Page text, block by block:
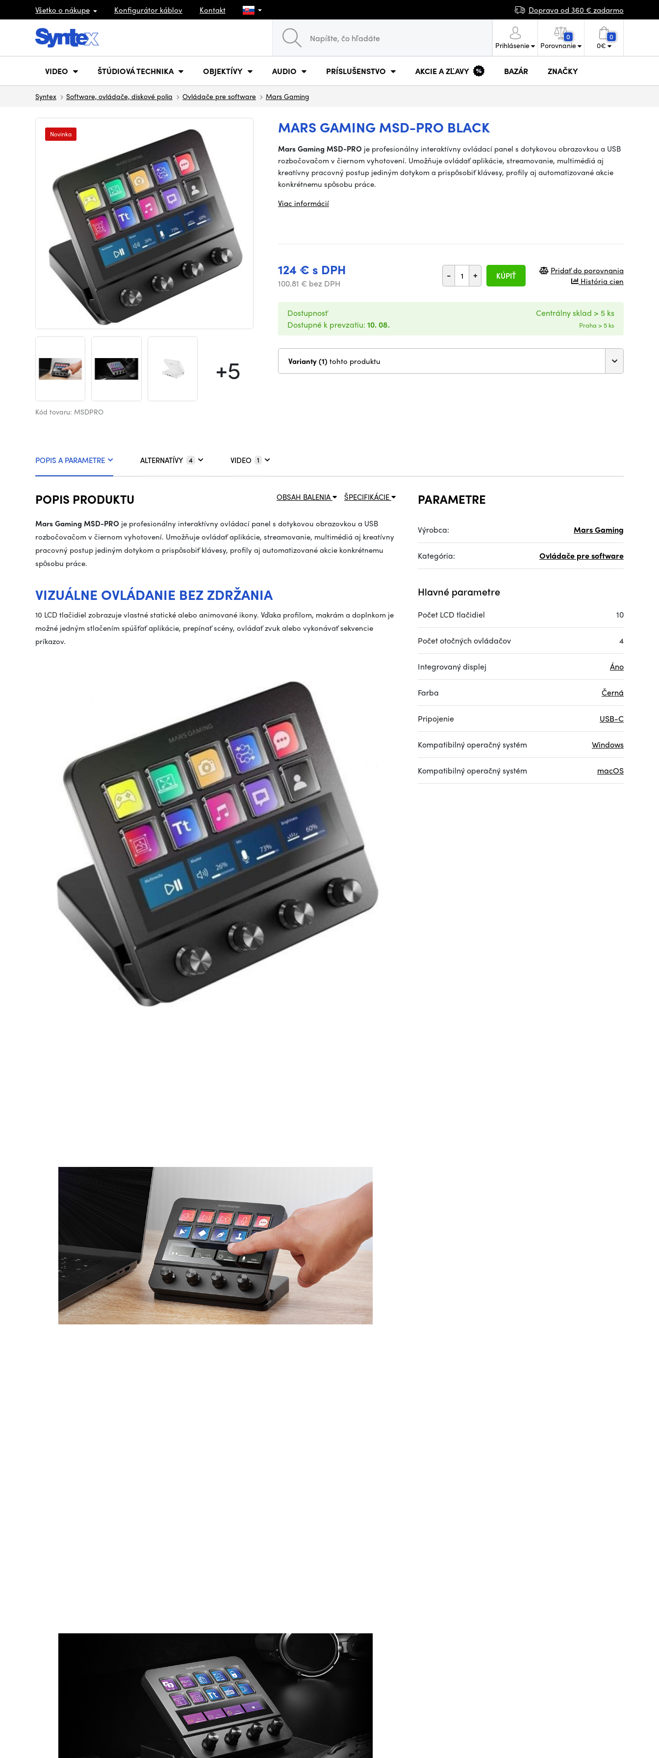
Všetko o nákupe Konfigurátor káblov Kontakt Doprava od 360 € zadarmo
Prihlásenie
0
Porovnanie
0
0€
VIDEO ŠTÚDIOVÁ TECHNIKA OBJEKTÍVY AUDIO PRÍSLUŠENSTVO AKCIE A ZĽAVY BAZÁR ZNAČKY
Syntex Software, ovládače, diskové polia Ovládače pre software Mars Gaming
MARS GAMING MSD-PRO BLACK
+5
Novinka
Kód tovaru: MSDPRO
Mars Gaming MSD-PRO je profesionálny interaktívny ovládací panel s dotykovou obrazovkou a USB
rozbočovačom v čiernom vyhotovení. Umožňuje ovládať aplikácie, streamovanie, multimédiá aj
kreatívny pracovný postup jediným dotykom a prispôsobiť klávesy, profily aj automatizované akcie
konkrétnemu spôsobu práce.
Viac informácií
124 € s DPH
100.81 € bez DPH
- + KÚPIŤ
Pridať do porovnania
História cien
Dostupnosť
Dostupné k prevzatiu: 10. 08.
Centrálny sklad > 5 ks
Praha > 5 ks
Varianty (1) tohto produktu
POPIS A PARAMETRE ALTERNATÍVY 4 VIDEO 1
ŠPECIFIKÁCIE
OBSAH BALENIA
POPIS PRODUKTU
Mars Gaming MSD-PRO je profesionálny interaktívny ovládací panel s dotykovou obrazovkou a USB
rozbočovačom v čiernom vyhotovení. Umožňuje ovládať aplikácie, streamovanie, multimédiá aj kreatívny
pracovný postup jediným dotykom a prispôsobiť klávesy, profily aj automatizované akcie konkrétnemu
spôsobu práce.
VIZUÁLNE OVLÁDANIE BEZ ZDRŽANIA
10 LCD tlačidiel zobrazuje vlastné statické alebo animované ikony. Vďaka profilom, makrám a doplnkom je
možné jedným stlačením spúšťať aplikácie, prepínať scény, ovládať zvuk alebo vykonávať sekvencie
príkazov.
PARAMETRE
Výrobca: Mars Gaming
Kategória: Ovládače pre software
Hlavné parametre
Počet LCD tlačidiel 10
Počet otočných ovládačov 4
Integrovaný displej Áno
Farba Černá
Pripojenie USB-C
Kompatibilný operačný systém Windows
Kompatibilný operačný systém macOS